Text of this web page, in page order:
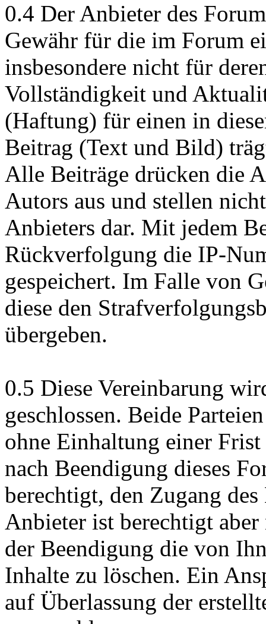
0.4 Der Anbieter des
Gewähr für die im Forum
insbesondere nicht für
Vollständigkeit und
(Haftung) für einen in
Beitrag (Text und Bild)
Alle Beiträge drücken die
Autors aus und stellen
Anbieters dar. Mit jedem
Rückverfolgung die IP-
gespeichert. Im Falle von
diese den
übergeben.
0.5 Diese Vereinbarung
geschlossen. Beide
ohne Einhaltung einer
nach Beendigung dieses
berechtigt, den Zugang
Anbieter ist berechtigt
der Beendigung die von
Inhalte zu löschen. Ein
auf Überlassung der